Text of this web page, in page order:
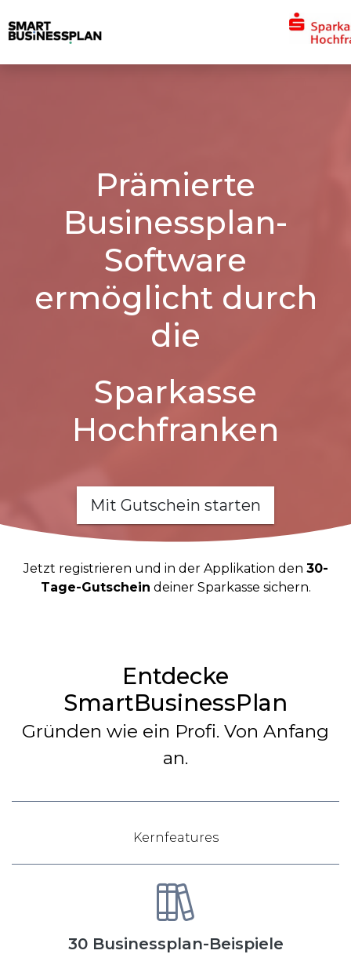
Prämierte
Businessplan-
Software
ermöglicht durch
die
Sparkasse
Hochfranken
Mit Gutschein starten
Jetzt registrieren und in der Applikation den 30-
Tage-Gutschein deiner Sparkasse sichern.
Entdecke
SmartBusinessPlan
Gründen wie ein Profi. Von Anfang
an.
Kernfeatures
30 Businessplan-Beispiele